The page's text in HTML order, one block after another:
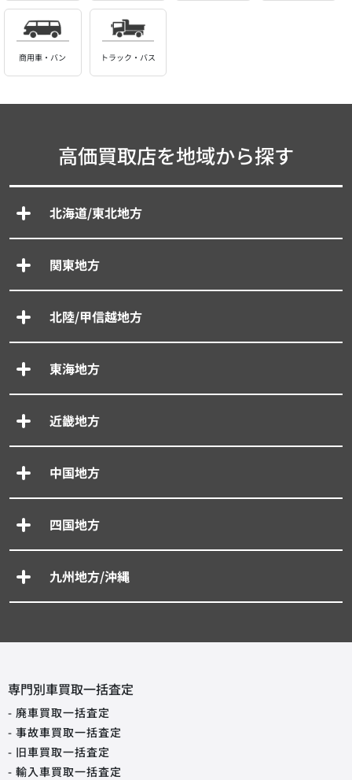
商用車・バン トラック・バス
高価買取店を地域から探す
北海道/東北地方
関東地方
北陸/甲信越地方
東海地方
近畿地方
中国地方
四国地方
九州地方/沖縄
専門別車買取一括査定
- 廃車買取一括査定
- 事故車買取一括査定
- 旧車買取一括査定
- 輸入車買取一括査定